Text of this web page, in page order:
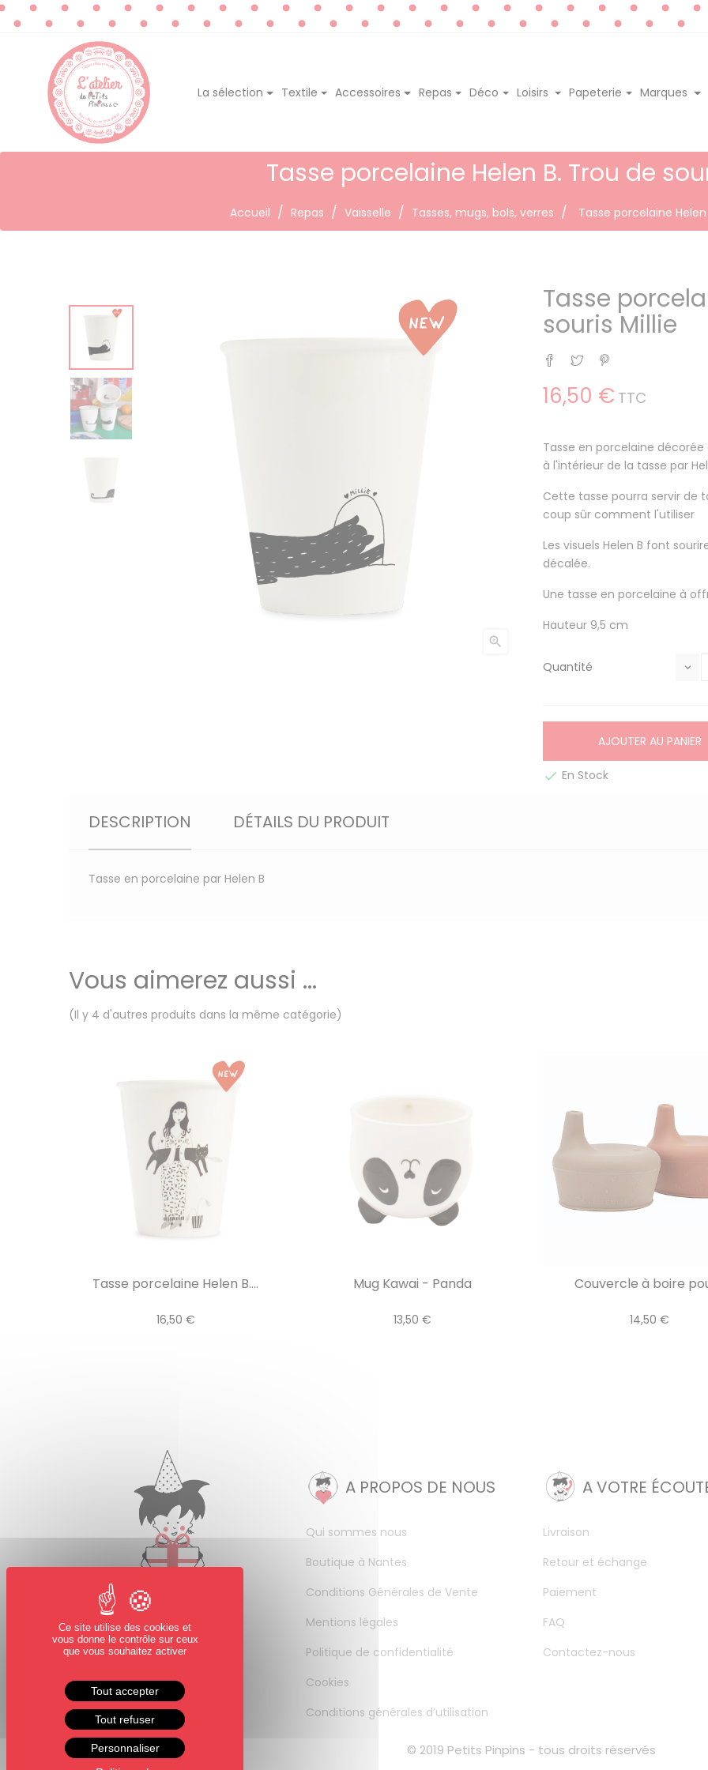
La sélection Textile Accessoires Repas Déco Loisirs Papeterie Marques
Tasse porcelaine Helen B. Trou de
Accueil Repas Vaisselle Tasses, mugs, bols, verres Tasse porcelaine

Tasse
souris Millie
Partager
Tweet
16,50 € TTC
Tasse en porcelaine
à l'intérieur de la tasse par
Cette tasse pourra servir de
coup sûr comment l'utiliser
Les visuels Helen B font
décalée.
Une tasse en porcelaine à
Hauteur 9,5 cm
Quantité
AJOUTER AU PANIER
 En Stock
DESCRIPTION DÉTAILS DU PRODUIT
Tasse en porcelaine par Helen B
Vous aimerez aussi ...
(Il y 4 d'autres produits dans la même catégorie)
Tasse porcelaine Helen B....
16,50 €
Mug Kawai - Panda
13,50 €
Couvercle à boire
14,50 €
A PROPOS DE NOUS
Qui sommes nous
Boutique à Nantes
Conditions Générales de Vente
Mentions légales
Politique de confidentialité
Cookies
Conditions générales d’utilisation
A VOTRE
Livraison
Retour et échange
Paiement
FAQ
Contactez-nous
© 2019 Petits Pinpins - tous droits réservés
Ce site utilise des cookies et
vous donne le contrôle sur ceux
que vous souhaitez activer
Tout accepter
Tout refuser
Personnaliser